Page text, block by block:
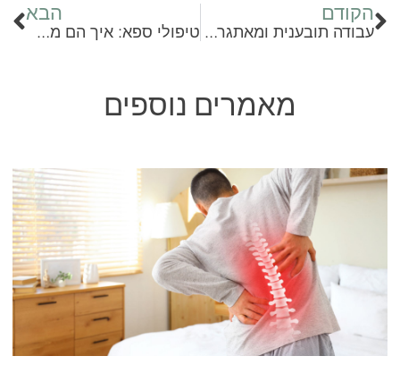
הקודם
עבודה תובענית ומאתגרת: האם יש לה גם יתרונות בריאותיים?
הבא
טיפולי ספא: איך הם משפיעים על בריאות הנפש שלנו?
מאמרים נוספים